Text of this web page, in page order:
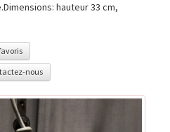
hauteur 33 cm,
nous